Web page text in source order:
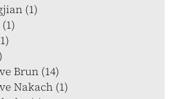
(1)
Brun (14)
Nakach (1)